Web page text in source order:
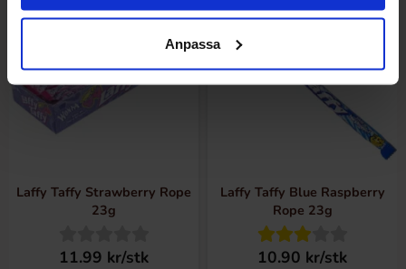
Anpassa
Laffy Taffy Strawberry Rope
23g
11.99 kr/stk
Laffy Taffy Blue Raspberry
Rope 23g
10.90 kr/stk